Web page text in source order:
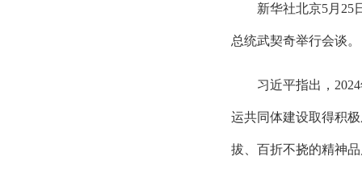
新华社北京5月25
总统武契奇举行会谈。
习近平指出，
运共同体建设取得积
拔、百折不挠的精神